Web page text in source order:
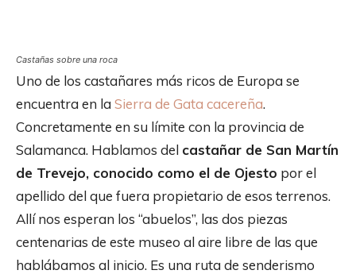
Castañas sobre una roca
Uno de los castañares más ricos de Europa se
encuentra en la Sierra de Gata cacereña.
Concretamente en su límite con la provincia de
Salamanca. Hablamos del castañar de San Martín
de Trevejo, conocido como el de Ojesto por el
apellido del que fuera propietario de esos terrenos.
Allí nos esperan los “abuelos”, las dos piezas
centenarias de este museo al aire libre de las que
hablábamos al inicio. Es una ruta de senderismo